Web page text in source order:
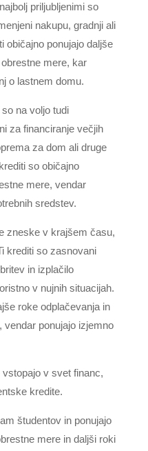
priljubljenimi so
nakupu, gradnji ali
običajno ponujajo daljše
mere, kar
o lastnem domu.
na voljo tudi
za financiranje večjih
za dom ali druge
so običajno
mere, vendar
sredstev.
zneske v krajšem času,
krediti so zasnovani
in izplačilo
v nujnih situacijah.
roke odplačevanja in
ponujajo izjemno
v svet financ,
kredite.
študentov in ponujajo
mere in daljši roki